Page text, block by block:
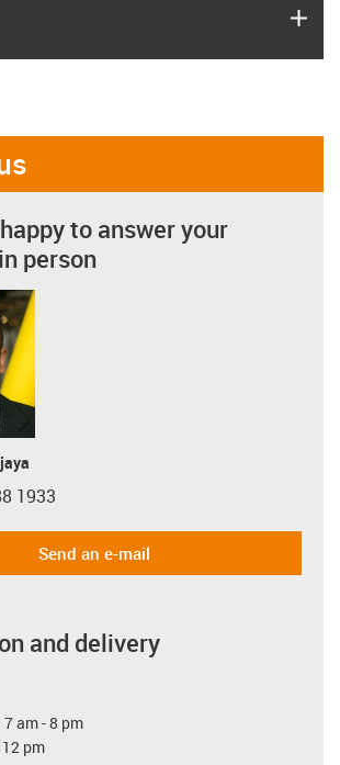
to answer your
person
1933
Send an e-mail
and delivery
am - 8 pm
pm